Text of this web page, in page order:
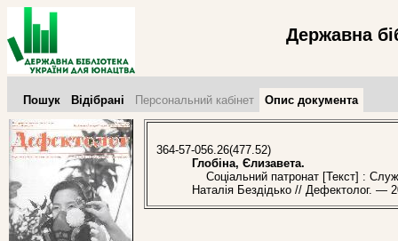
Державна
Пошук Відібрані Персональний кабінет Опис документа
364-57-056.26(477.52)
Глобіна, Єлизавета.
Соціальний патронат [Текст] :
Наталія Бездідько // Дефектолог.